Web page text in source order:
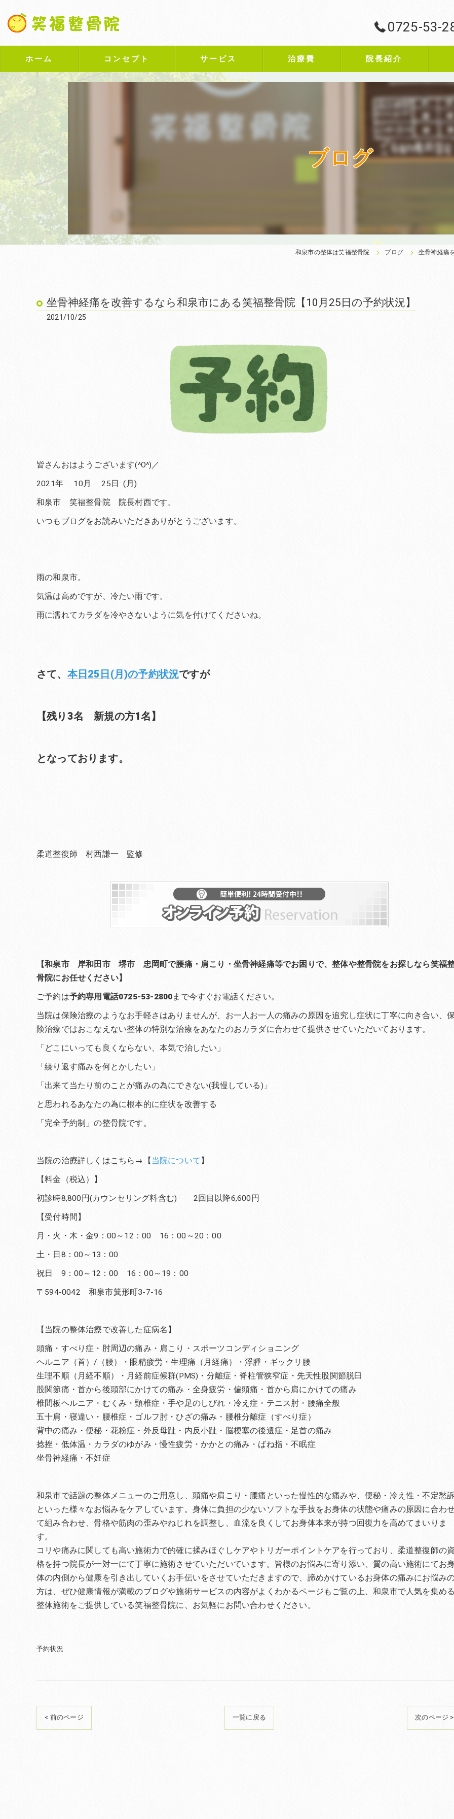
0725-53-
ホーム コンセプト サービス 治療費 院長紹介
ブログ
和泉市の整体は笑福整骨院 ブログ 坐骨神経痛
坐骨神経痛を改善するなら和泉市にある笑福整骨院【10月25日の予約状況】
2021/10/25
皆さんおはようございます(^O^)／
2021年 10月 25日 (月)
和泉市 笑福整骨院 院長村西です。
いつもブログをお読みいただきありがとうございます。
雨の和泉市。
気温は高めですが、冷たい雨です。
雨に濡れてカラダを冷やさないように気を付けてくださいね。
さて、 本日25日(月)の予約状況ですが
【残り3名 新規の方1名】
となっております。
柔道整復師 村西謙一 監修
【和泉市 岸和田市 堺市 忠岡町で腰痛・肩こり・坐骨神経痛等でお困りで、整体や整骨院をお探しなら笑福
骨院にお任せください】
ご予約は予約専用電話0725-53-2800まで今すぐお電話ください。
当院は保険治療のようなお手軽さはありませんが、お一人お一人の痛みの原因を追究し症状に丁寧に向き合い、
険治療ではおこなえない整体の特別な治療をあなたのおカラダに合わせて提供させていただいております。
「どこにいっても良くならない、本気で治したい」
「繰り返す痛みを何とかしたい」
「出来て当たり前のことが痛みの為にできない(我慢している)」
と思われるあなたの為に根本的に症状を改善する
「完全予約制」の整骨院です。
当院の治療詳しくはこちら→【 当院について 】
【料金（税込）】
初診時8,800円(カウンセリング料含む) 2回目以降6,600円
【受付時間】
月・火・木・金9：00～12：00 16：00～20：00
土・日8：00～13：00
祝日 9：00～12：00 16：00～19：00
〒594-0042 和泉市箕形町3-7-16
【当院の整体治療で改善した症病名】
頭痛・すべり症・肘周辺の痛み・肩こり・スポーツコンディショニング
ヘルニア（首）/（腰）・眼精疲労・生理痛（月経痛）・浮腫・ギックリ腰
生理不順（月経不順）・月経前症候群(PMS)・分離症・脊柱管狭窄症・先天性股関節脱臼
股関節痛・首から後頭部にかけての痛み・全身疲労・偏頭痛・首から肩にかけての痛み
椎間板ヘルニア・むくみ・頸椎症・手や足のしびれ・冷え症・テニス肘・腰痛全般
五十肩・寝違い・腰椎症・ゴルフ肘・ひざの痛み・腰椎分離症（すべり症）
背中の痛み・便秘・花粉症・外反母趾・内反小趾・脳梗塞の後遺症・足首の痛み
捻挫・低体温・カラダのゆがみ・慢性疲労・かかとの痛み・ばね指・不眠症
坐骨神経痛・不妊症
和泉市で話題の整体メニューのご用意し、頭痛や肩こり・腰痛といった慢性的な痛みや、便秘・冷え性・不定愁
といった様々なお悩みをケアしています。身体に負担の少ないソフトな手技をお身体の状態や痛みの原因に合わ
て組み合わせ、骨格や筋肉の歪みやねじれを調整し、血流を良くしてお身体本来が持つ回復力を高めてまいりま
す。
コリや痛みに関しても高い施術力で的確に揉みほぐしケアやトリガーポイントケアを行っており、柔道整復師の
格を持つ院長が一対一にて丁寧に施術させていただいています。皆様のお悩みに寄り添い、質の高い施術にてお
体の内側から健康を引き出していくお手伝いをさせていただきますので、諦めかけているお身体の痛みにお悩み
方は、ぜひ健康情報が満載のブログや施術サービスの内容がよくわかるページもご覧の上、和泉市で人気を集め
整体施術をご提供している笑福整骨院に、お気軽にお問い合わせください。
予約状況
< 前のページ 一覧に戻る 次のページ >